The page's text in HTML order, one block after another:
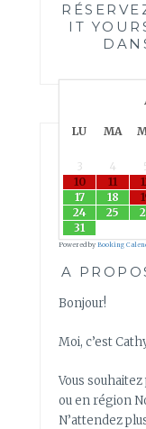
IT
LU MA
3
4
10
11
17
18
24
25
31
Powered by Booking
A
Bonjour!
Moi, c’est
Vous
ou en région
N’attendez